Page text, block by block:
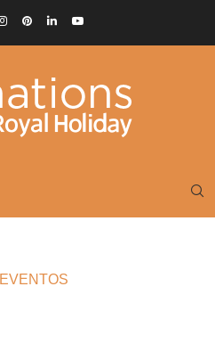
EVENTOS